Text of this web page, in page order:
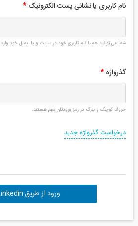
نام کاربری یا نشانی پست الکترونیک *
شما می توانید هم با نام کاربری خود در سایت و یا ایمیل خود
گذرواژه *
حروف کوچک و بزرگ در رمز ورودتان مهم هستند.
درخواست گذرواژه جدید
ورود از طریق Linkedin